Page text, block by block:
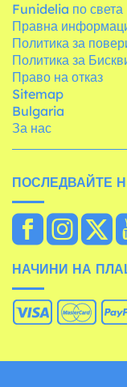
Funidelia по света
Правна
Политика за
Политика за
Право на отказ
Sitemap
Bulgaria
За нас
ПОСЛЕДВАЙТЕ
НАЧИНИ НА